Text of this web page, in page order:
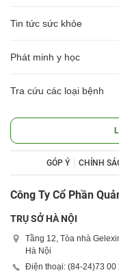
Tin tức sức khỏe
Phát minh y học
Tra cứu các loại bệnh
GÓP Ý CHÍNH
Công Ty Cổ Phần
TRỤ SỞ HÀ NỘI
Tầng 12, Tòa nhà
Hà Nội
Điện thoại: (84-24)73 00